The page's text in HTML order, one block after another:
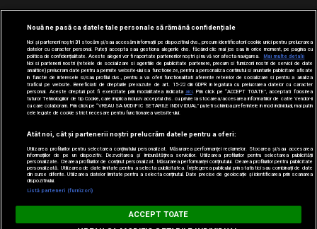
Digi FM
digifm.ro
DESCARCĂ
Urmărește-ne și pe
Nouă ne pasă ca datele tale personale să rămână confidențiale
Noi și partenerii noștri31 stocăm și/sau accesăm informații pe dispozitivul dvs., precum identificatorii cookie unici pentru prelucrarea
datelor cu caracter personal. Puteți accepta sau gestiona alegerile dvs. făcând clic mai jos sau în orice moment, pe pagina cu
politica de confidențialitate. Aceste alegeri vor fi raportate partenerilor noștri și nu vă vor afecta navigarea.
Mai multe detalii
Noi si partenerii nostri (retelele de socializare si agentiile de publicitate partenere, precum si furnizorii nostri de servicii de date
analitice) prelucram date pentru a permite website-ului sa functioneze, pentru a personaliza continutul si anunturile publicitare afisate
in functie de interesele si/sau profilul dvs., pentru a va oferi functionalitati aferente retelelor de socializare si pentru a analiza
traficul pe website. Beneficiati de drepturile prevazute de art. 15-22 din GDPR in legatura cu prelucrarea datelor cu caracter
personal. Aceste drepturi pot fi exercitate prin modalitatea indicata aici. Prin click pe “ACCEPT TOATE”, acceptati folosirea
tuturor Tehnologiilor de tip Cookie, care implica inclusiv acceptul dvs. cu privire la stocarea/accesarea informatiilor de catre Vendor-ii
cu care colaboram. Prin click pe “VREAU SA MODIFIC SETARILE INDIVIDUAL” puteti schimba preferintele in mod individual, mai putin
cele legate de cookie strict necesare pentru functionarea website-ului.
Atât noi, cât și partenerii noștri prelucrăm datele pentru a oferi:
Utilizarea profilurilor pentru selectarea conținutului personalizat. Măsurarea performanței reclamelor. Stocarea și/sau accesarea
informațiilor de pe un dispozitiv. Dezvoltarea și îmbunătățirea serviciilor. Utilizarea profilurilor pentru selectarea publicității
personalizate. Crearea profilurilor de conținut personalizat. Măsurarea performanței conținutului. Crearea profilurilor pentru publicitate
personalizată. Utilizarea de date limitate pentru a selecta publicitatea. Înțelegerea publicului prin statistici sau combinații de date
din surse diferite. Utilizarea datelor limitate pentru a selecta conținutul. Date precise de geolocație și identificarea prin scanarea
dispozitivului.
Listă parteneri (furnizori)
ACCEPT TOATE